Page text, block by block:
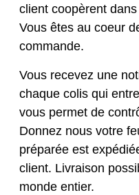
client coopèrent
Vous êtes au coeur
commande.
Vous recevez une
chaque colis qui
vous permet de
Donnez nous votre
préparée est
client. Livraison
monde entier.